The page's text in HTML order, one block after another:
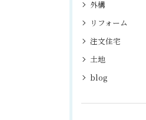
外構
リフォーム
注文住宅
土地
blog